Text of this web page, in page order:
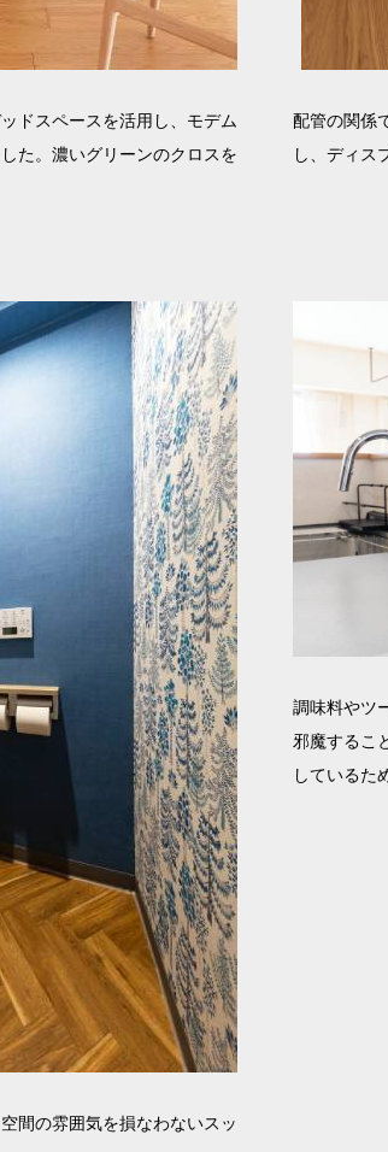
ドスペースを活用し、モデム
た。濃いグリーンのクロスを
配管の関係
し、ディス
間の雰囲気を損なわないスッ
調味料やツ
邪魔するこ
しているた